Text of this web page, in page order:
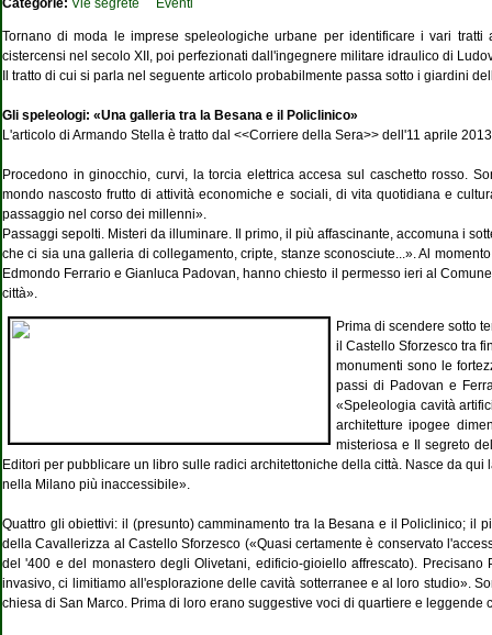
Tornano di moda le imprese speleologiche urbane per identificare i vari
cistercensi nel secolo XII, poi perfezionati dall'ingegnere militare idraulico di
Il tratto di cui si parla nel seguente articolo probabilmente passa sotto i giardini
Gli speleologi: «Una galleria tra la Besana e il Policlinico»
L'articolo di Armando Stella è tratto dal <<Corriere della Sera>> dell'11 aprile 2013
Procedono in ginocchio, curvi, la torcia elettrica accesa sul caschetto rosso.
mondo nascosto frutto di attività economiche e sociali, di vita quotidiana e
passaggio nel corso dei millenni».
Passaggi sepolti. Misteri da illuminare. Il primo, il più affascinante, accomuna i
che ci sia una galleria di collegamento, cripte, stanze sconosciute...». Al
Edmondo Ferrario e Gianluca Padovan, hanno chiesto il permesso ieri al
città».
Prima di scendere sotto
il Castello Sforzesco tra
monumenti sono le
passi di Padovan e
«Speleologia cavità
architetture ipogee
misteriosa e Il segreto
Editori per pubblicare un libro sulle radici architettoniche della città. Nasce da
nella Milano più inaccessibile».
Quattro gli obiettivi: il (presunto) camminamento tra la Besana e il Policlinico; il
della Cavallerizza al Castello Sforzesco («Quasi certamente è conservato
del '400 e del monastero degli Olivetani, edificio-gioiello affrescato).
invasivo, ci limitiamo all'esplorazione delle cavità sotterranee e al loro studio».
chiesa di San Marco. Prima di loro erano suggestive voci di quartiere e leggende